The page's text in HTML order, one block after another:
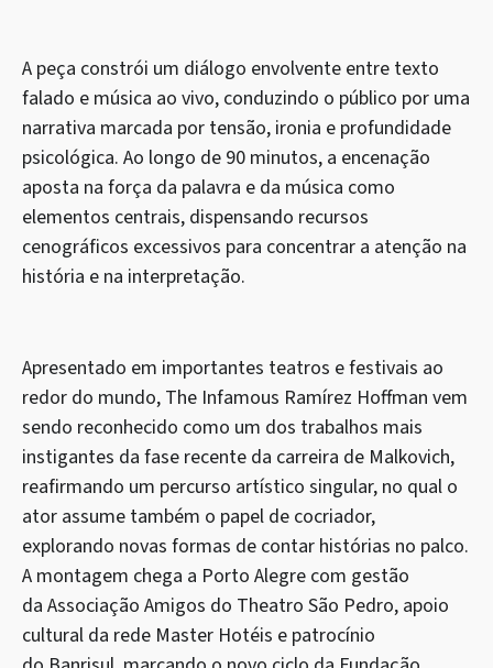
A peça constrói um diálogo envolvente entre texto
falado e música ao vivo, conduzindo o público por uma
narrativa marcada por tensão, ironia e profundidade
psicológica. Ao longo de 90 minutos, a encenação
aposta na força da palavra e da música como
elementos centrais, dispensando recursos
cenográficos excessivos para concentrar a atenção na
história e na interpretação.
Apresentado em importantes teatros e festivais ao
redor do mundo, The Infamous Ramírez Hoffman vem
sendo reconhecido como um dos trabalhos mais
instigantes da fase recente da carreira de Malkovich,
reafirmando um percurso artístico singular, no qual o
ator assume também o papel de cocriador,
explorando novas formas de contar histórias no palco.
A montagem chega a Porto Alegre com gestão
da Associação Amigos do Theatro São Pedro, apoio
cultural da rede Master Hotéis e patrocínio